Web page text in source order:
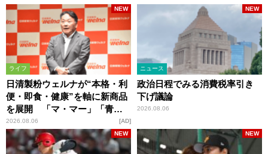
ライフ
日清製粉ウェルナが“本格・利
便・即食・健康”を軸に新商品
を展開 「マ・マー」「青の
洞窟」ブランドを強化
2026.08.06
NEW
AD
ニュース
政治日程でみる消費税率引き
下げ議論
2026.08.06
NEW
NEW NEW